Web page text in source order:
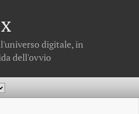
digitale, in
dell'ovvio